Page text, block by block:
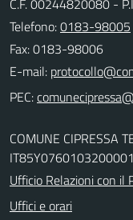
Telefono:0183-98005
Fax: 0183-98006
E-mail:
PEC:
COMUNE CIPRESSA
Ufficio Relazioni con il
Uffici e orari